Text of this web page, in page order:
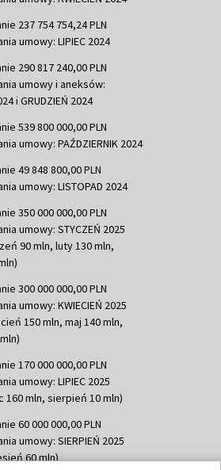
237 754 754,24 PLN
umowy: LIPIEC 2024
290 817 240,00 PLN
umowy i aneksów:
i GRUDZIEŃ 2024
539 800 000,00 PLN
umowy: PAŹDZIERNIK 2024
49 848 800,00 PLN
umowy: LISTOPAD 2024
350 000 000,00 PLN
umowy: STYCZEŃ 2025
90 mln, luty 130 mln,
300 000 000,00 PLN
umowy: KWIECIEŃ 2025
150 mln, maj 140 mln,
170 000 000,00 PLN
umowy: LIPIEC 2025
160 mln, sierpień 10 mln)
60 000 000,00 PLN
umowy: SIERPIEŃ 2025
60 mln)